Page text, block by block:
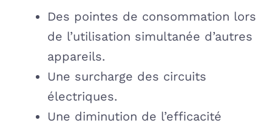
Des pointes de consommation lors
de l’utilisation simultanée d’autres
appareils.
Une surcharge des circuits
électriques.
Une diminution de l’efficacité